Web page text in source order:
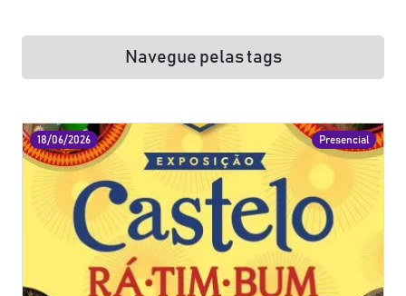
Navegue pelas tags
Presencial
18/06/2026